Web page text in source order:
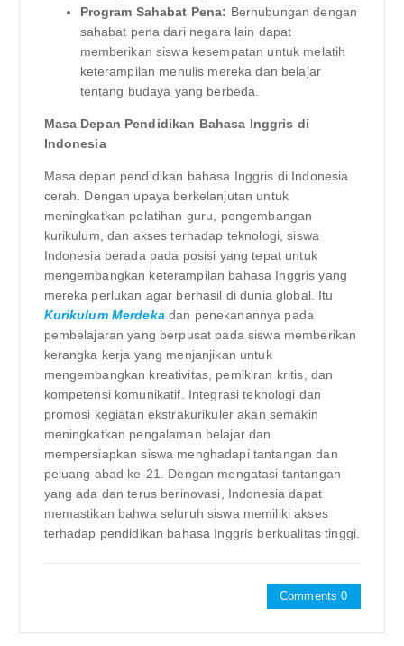
Program Sahabat Pena: Berhubungan dengan
sahabat pena dari negara lain dapat
memberikan siswa kesempatan untuk melatih
keterampilan menulis mereka dan belajar
tentang budaya yang berbeda.
Masa Depan Pendidikan Bahasa Inggris di
Indonesia
Masa depan pendidikan bahasa Inggris di Indonesia
cerah. Dengan upaya berkelanjutan untuk
meningkatkan pelatihan guru, pengembangan
kurikulum, dan akses terhadap teknologi, siswa
Indonesia berada pada posisi yang tepat untuk
mengembangkan keterampilan bahasa Inggris yang
mereka perlukan agar berhasil di dunia global. Itu
Kurikulum Merdeka dan penekanannya pada
pembelajaran yang berpusat pada siswa memberikan
kerangka kerja yang menjanjikan untuk
mengembangkan kreativitas, pemikiran kritis, dan
kompetensi komunikatif. Integrasi teknologi dan
promosi kegiatan ekstrakurikuler akan semakin
meningkatkan pengalaman belajar dan
mempersiapkan siswa menghadapi tantangan dan
peluang abad ke-21. Dengan mengatasi tantangan
yang ada dan terus berinovasi, Indonesia dapat
memastikan bahwa seluruh siswa memiliki akses
terhadap pendidikan bahasa Inggris berkualitas tinggi.
Comments 0